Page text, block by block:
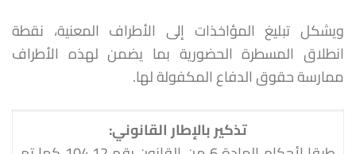
ويشكل تبليغ المؤاخذات إلى الأطراف المعنية، نقطة
انطلاق المسطرة الحضورية بما يضمن لهذه الأطراف
ممارسة حقوق الدفاع المكفولة لها.
تذكير بالإطار القانوني: